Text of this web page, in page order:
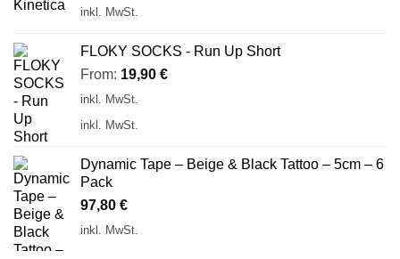
inkl. MwSt.
FLOKY SOCKS - Run Up Short
From: 19,90 €
inkl. MwSt.
inkl. MwSt.
Dynamic Tape – Beige & Black Tattoo – 5cm – 6
Pack
97,80 €
inkl. MwSt.